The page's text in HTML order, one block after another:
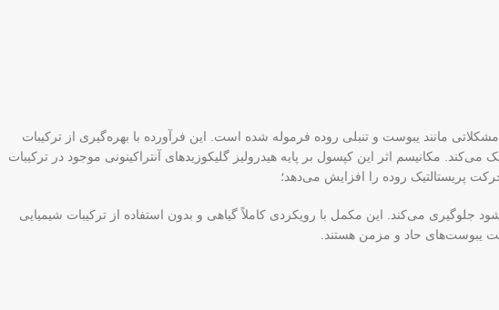
مانند یبوست و تنبلی روده فرموله شده است. این فرآورده با بهره‌گیری از ترکیبات
مکانیسم اثر این کپسول بر پایه هیدرولیز گلیکوزیدهای آنتراکینونی موجود در ترکیبات
پریستالتیک روده را افزایش می‌دهد؛
می‌کند. این مکمل با رویکردی کاملاً گیاهی و بدون استفاده از ترکیبات شیمیایی
یبوست‌های حاد و مزمن هستند.